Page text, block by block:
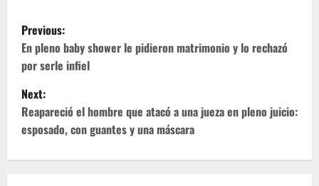
P
o
s
t
n
Previous:
En pleno baby shower le pidieron matrimonio y lo rechazó
por serle infiel
Next:
Reapareció el hombre que atacó a una jueza en pleno juicio:
esposado, con guantes y una máscara